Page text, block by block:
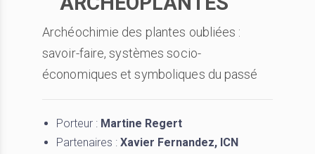
Archéochimie des plantes oubliées :
savoir-faire, systèmes socio-
économiques et symboliques du passé
Porteur : Martine Regert
Partenaires : Xavier Fernandez, ICN